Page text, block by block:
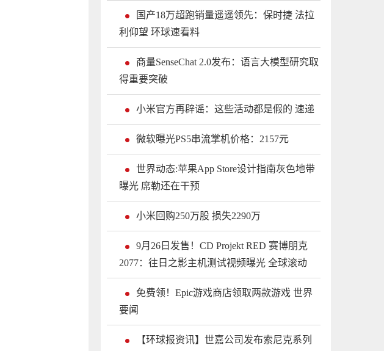
国产18万超跑销量遥遥领先：保时捷 法拉
利仰望 环球速看料
商量SenseChat 2.0发布：语言大模型研究取
得重要突破
小米官方再辟谣：这些活动都是假的 速递
微软曝光PS5串流掌机价格：2157元
世界动态:苹果App Store设计指南灰色地带
曝光 席勒还在干预
小米回购250万股 损失2290万
9月26日发售！CD Projekt RED 赛博朋克
2077：往日之影主机测试视频曝光 全球滚动
免费领！Epic游戏商店领取两款游戏 世界
要闻
【环球报资讯】世嘉公司发布索尼克系列